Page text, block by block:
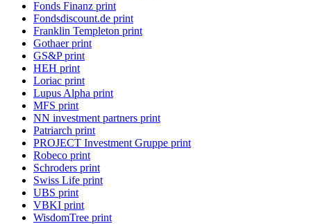
Fonds Finanz print
Fondsdiscount.de print
Franklin Templeton print
Gothaer print
GS&P print
HEH print
Loriac print
Lupus Alpha print
MFS print
NN investment partners print
Patriarch print
PROJECT Investment Gruppe print
Robeco print
Schroders print
Swiss Life print
UBS print
VBKI print
WisdomTree print